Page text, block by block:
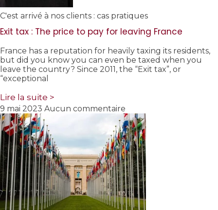
C'est arrivé à nos clients : cas pratiques
Exit tax : The price to pay for leaving France
France has a reputation for heavily taxing its residents,
but did you know you can even be taxed when you
leave the country? Since 2011, the “Exit tax”, or
“exceptional
Lire la suite >
9 mai 2023 Aucun commentaire